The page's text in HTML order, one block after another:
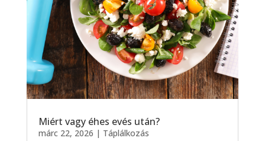
Miért vagy éhes evés után?
márc 22, 2026 | Táplálkozás